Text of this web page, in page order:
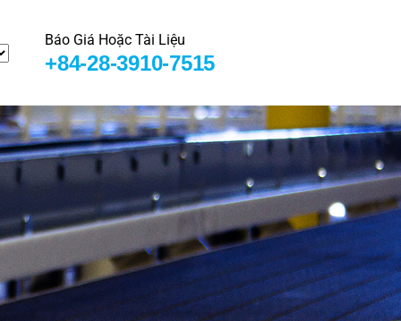
Báo Giá Hoặc Tài Liệu
+84-28-3910-7515